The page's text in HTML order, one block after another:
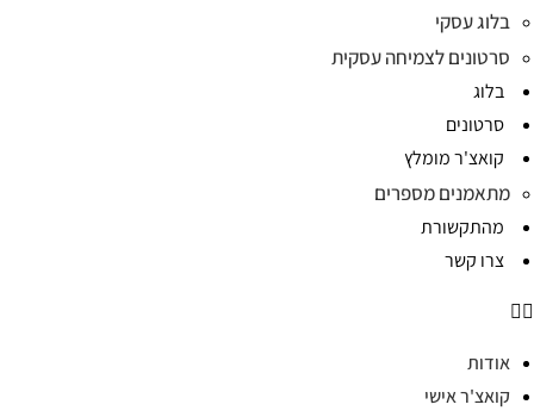
בלוג עסקי
סרטונים לצמיחה עסקית
בלוג
סרטונים
קואצ'ר מומלץ
מתאמנים מספרים
מהתקשורת
צרו קשר
אודות
קואצ'ר אישי